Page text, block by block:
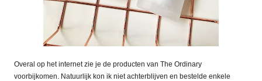
Overal op het internet zie je de producten van The Ordinary
voorbijkomen. Natuurlijk kon ik niet achterblijven en bestelde enkele